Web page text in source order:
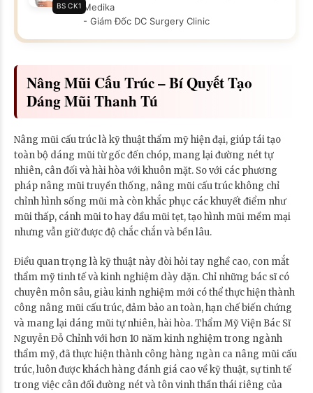
BS CK1 Medika
- Giám Đốc DC Surgery Clinic
Nâng Mũi Cấu Trúc – Bí Quyết Tạo
Dáng Mũi Thanh Tú
Nâng mũi cấu trúc là kỹ thuật thẩm mỹ hiện đại, giúp tái tạo
toàn bộ dáng mũi từ gốc đến chóp, mang lại đường nét tự
nhiên, cân đối và hài hòa với khuôn mặt. So với các phương
pháp nâng mũi truyền thống, nâng mũi cấu trúc không chỉ
chỉnh hình sống mũi mà còn khắc phục các khuyết điểm như
mũi thấp, cánh mũi to hay đầu mũi tẹt, tạo hình mũi mềm mại
nhưng vẫn giữ được độ chắc chắn và bền lâu.
Điều quan trọng là kỹ thuật này đòi hỏi tay nghề cao, con mắt
thẩm mỹ tinh tế và kinh nghiệm dày dặn. Chỉ những bác sĩ có
chuyên môn sâu, giàu kinh nghiệm mới có thể thực hiện thành
công nâng mũi cấu trúc, đảm bảo an toàn, hạn chế biến chứng
và mang lại dáng mũi tự nhiên, hài hòa. Thẩm Mỹ Viện Bác Sĩ
Nguyễn Đỗ Chỉnh với hơn 10 năm kinh nghiệm trong ngành
thẩm mỹ, đã thực hiện thành công hàng ngàn ca nâng mũi cấu
trúc, luôn được khách hàng đánh giá cao về kỹ thuật, sự tinh tế
trong việc cân đối đường nét và tôn vinh thần thái riêng của